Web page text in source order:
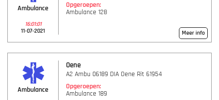
Ambulance
16:01:01
11-07-2021
Opgeroepen:
Ambulance 128
Meer info
Ambulance
Oene
A2 Ambu 06189 DIA Oene Rit 61954
Opgeroepen:
Ambulance 189